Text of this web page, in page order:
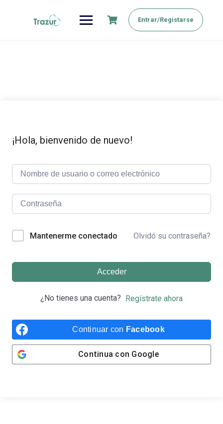
Entrar/Registarse
¡Hola, bienvenido de nuevo!
Mantenerme conectado Olvidó su contraseña?
Acceder
¿No tienes una cuenta? Regístrate ahora
Continuar con Facebook
Continua con Google